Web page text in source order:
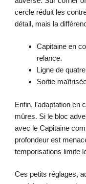
cercle réduit les
détail, mais la
Capitaine en
relance.
Ligne de
Sortie
Enfin, l’adaptation en
mûres. Si le bloc
avec le Capitaine
profondeur est
temporisations limite
Ces petits réglages,